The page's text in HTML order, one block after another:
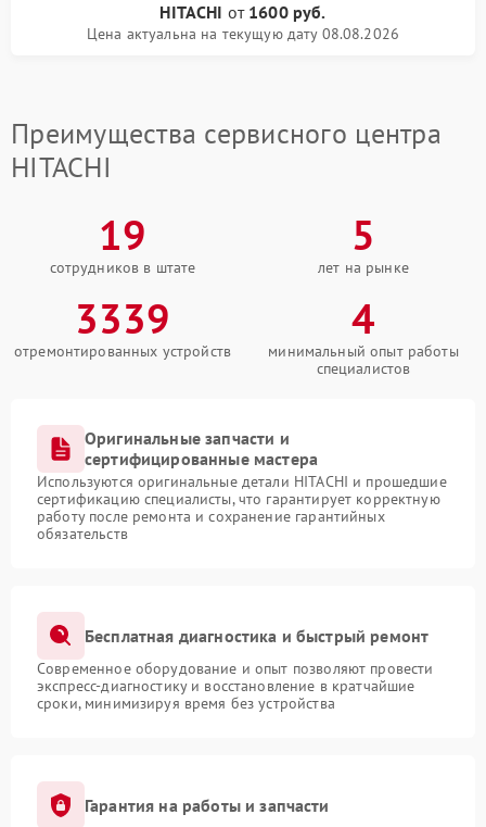
HITACHI от 1600 руб.
Цена актуальна на текущую дату 08.08.2026
Преимущества сервисного центра
HITACHI
19
сотрудников в штате
5
лет на рынке
3339
отремонтированных устройств
4
минимальный опыт работы
специалистов
Оригинальные запчасти и
сертифицированные мастера
Используются оригинальные детали HITACHI и прошедшие
сертификацию специалисты, что гарантирует корректную
работу после ремонта и сохранение гарантийных
обязательств
Бесплатная диагностика и быстрый ремонт
Современное оборудование и опыт позволяют провести
экспресс-диагностику и восстановление в кратчайшие
сроки, минимизируя время без устройства
Гарантия на работы и запчасти